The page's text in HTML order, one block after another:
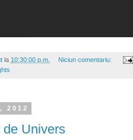
la 10:30:00 p.m.
Niciun comentariu:
2012
Univers